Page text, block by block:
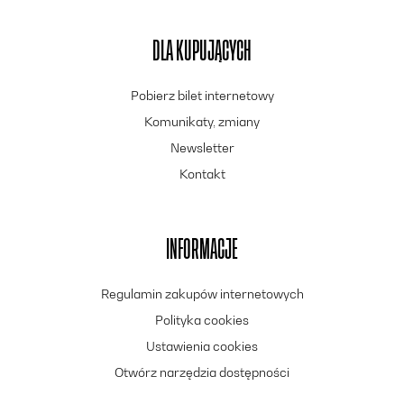
DLA KUPUJĄCYCH
Pobierz bilet internetowy
Komunikaty, zmiany
Newsletter
Kontakt
INFORMACJE
Regulamin zakupów internetowych
Polityka cookies
Ustawienia cookies
Otwórz narzędzia dostępności